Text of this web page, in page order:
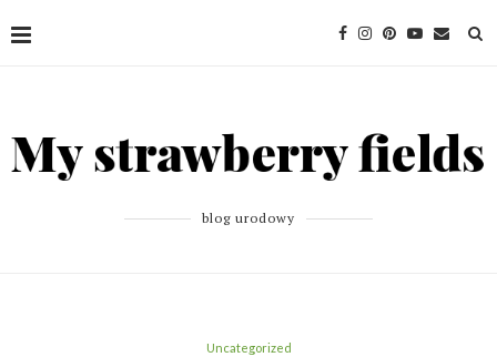
blog urodowy
Uncategorized